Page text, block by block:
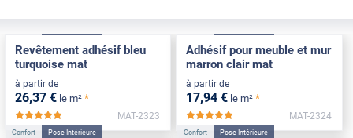
Revêtement adhésif bleu
turquoise mat
à partir de
26,37 € le m² *
*****
MAT-2323
Adhésif pour meuble et mur
marron clair mat
à partir de
17,94 € le m² *
MAT-2324
Confort Pose Intérieure Confort Pose Intérieure